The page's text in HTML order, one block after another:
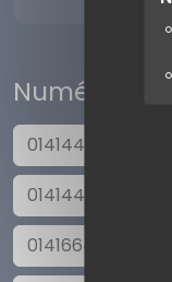
Numéros
0141442021
0141442020
0141664792